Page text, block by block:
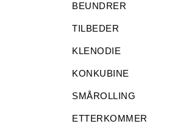
BEUNDRER
TILBEDER
KLENODIE
KONKUBINE
SMÅROLLING
ETTERKOMMER